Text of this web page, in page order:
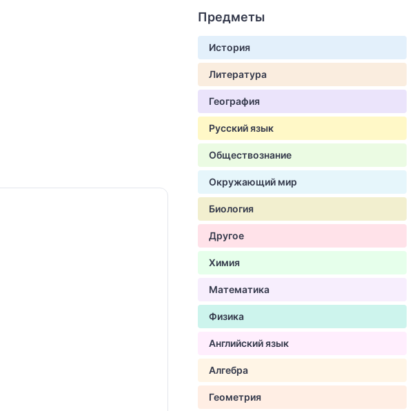
Предметы
История
Литература
География
Русский язык
Обществознание
Окружающий мир
Биология
Другое
Химия
Математика
Физика
Английский язык
Алгебра
Геометрия